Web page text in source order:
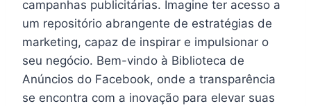
campanhas publicitárias. Imagine ter acesso a
um repositório abrangente de estratégias de
marketing, capaz de inspirar e impulsionar o
seu negócio. Bem-vindo à Biblioteca de
Anúncios do Facebook, onde a transparência
se encontra com a inovação para elevar suas